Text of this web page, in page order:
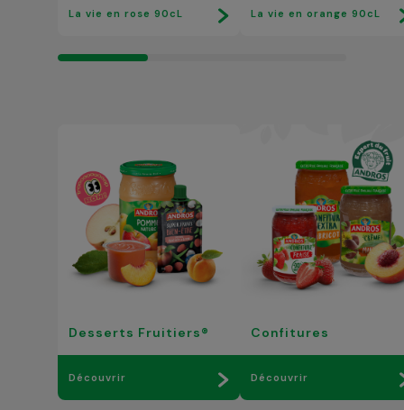
La vie en rose 90cL La vie en orange 90cL
Desserts Fruitiers®
Découvrir
Confitures
Découvrir